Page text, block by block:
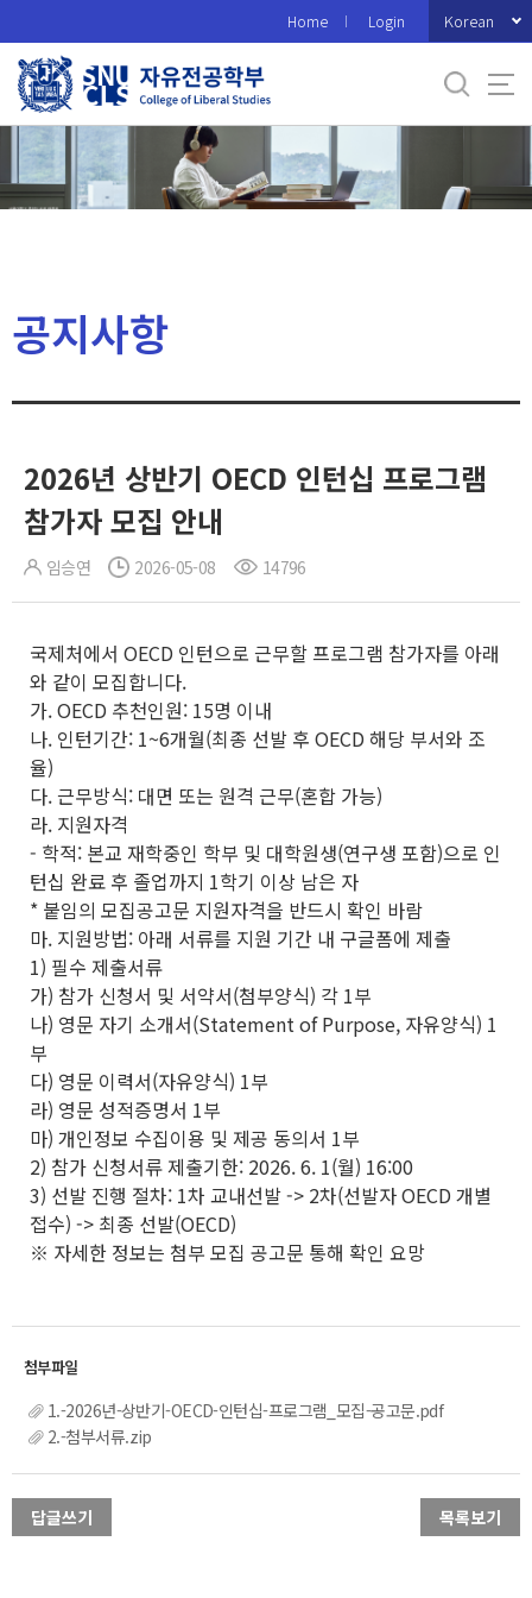
로
메
Home Login Korean
공지사항
2026년 상반기 OECD 인턴십 프로그램
참가자 모집 안내
임승연 2026-05-08 14796
국제처에서 OECD 인턴으로 근무할 프로그램 참가자를 아래
와 같이 모집합니다.
가. OECD 추천인원: 15명 이내
나. 인턴기간: 1~6개월(최종 선발 후 OECD 해당 부서와 조
율)
다. 근무방식: 대면 또는 원격 근무(혼합 가능)
라. 지원자격
- 학적: 본교 재학중인 학부 및 대학원생(연구생 포함)으로 인
턴십 완료 후 졸업까지 1학기 이상 남은 자
* 붙임의 모집공고문 지원자격을 반드시 확인 바람
마. 지원방법: 아래 서류를 지원 기간 내 구글폼에 제출
1) 필수 제출서류
가) 참가 신청서 및 서약서(첨부양식) 각 1부
나) 영문 자기 소개서(Statement of Purpose, 자유양식) 1
부
다) 영문 이력서(자유양식) 1부
라) 영문 성적증명서 1부
마) 개인정보 수집이용 및 제공 동의서 1부
2) 참가 신청서류 제출기한: 2026. 6. 1(월) 16:00
3) 선발 진행 절차: 1차 교내선발 -> 2차(선발자 OECD 개별
접수) -> 최종 선발(OECD)
※ 자세한 정보는 첨부 모집 공고문 통해 확인 요망
1.-2026년-상반기-OECD-인턴십-프로그램_모집-공고문.pdf
2.-첨부서류.zip
답글쓰기 목록보기